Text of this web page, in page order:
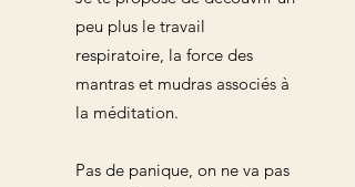
peu plus le travail
respiratoire, la force des
mantras et mudras associés à
la méditation.
Pas de panique, on ne va pas